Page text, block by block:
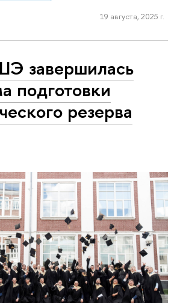
19 августа, 2025 г.
завершилась
подготовки
резерва